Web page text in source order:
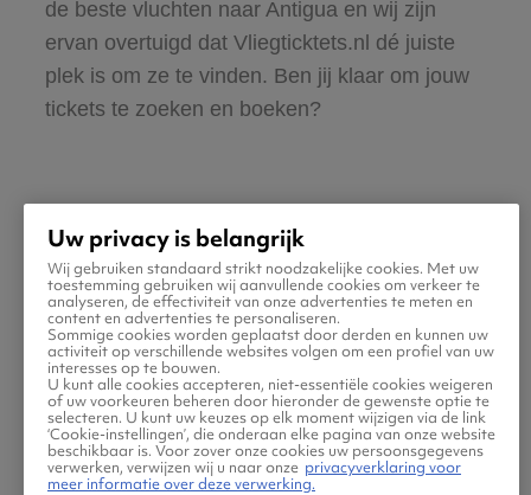
de beste vluchten naar Antigua en wij zijn
ervan overtuigd dat Vliegticktets.nl dé juiste
plek is om ze te vinden. Ben jij klaar om jouw
tickets te zoeken en boeken?
Praktische informatie voor
je vlucht naar Antigua
Uw privacy is belangrijk
Wij gebruiken standaard strikt noodzakelijke cookies. Met uw
toestemming gebruiken wij aanvullende cookies om verkeer te
analyseren, de effectiviteit van onze advertenties te meten en
content en advertenties te personaliseren.
Sommige cookies worden geplaatst door derden en kunnen uw
activiteit op verschillende websites volgen om een profiel van uw
interesses op te bouwen.
U kunt alle cookies accepteren, niet-essentiële cookies weigeren
of uw voorkeuren beheren door hieronder de gewenste optie te
selecteren. U kunt uw keuzes op elk moment wijzigen via de link
‘Cookie-instellingen’, die onderaan elke pagina van onze website
beschikbaar is. Voor zover onze cookies uw persoonsgegevens
verwerken, verwijzen wij u naar onze privacyverklaring voor
meer informatie over deze verwerking.